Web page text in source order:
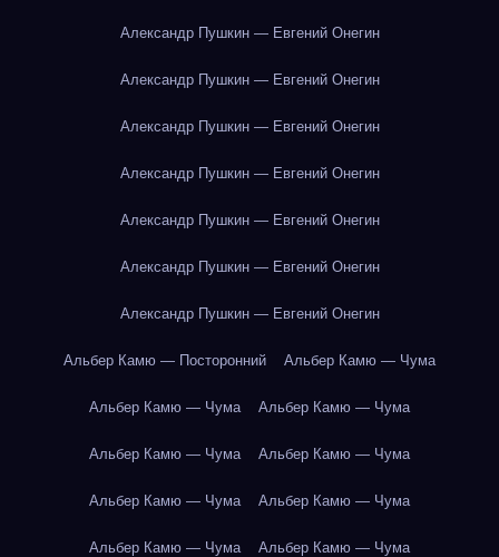
Александр Пушкин — Евгений Онегин
Александр Пушкин — Евгений Онегин
Александр Пушкин — Евгений Онегин
Александр Пушкин — Евгений Онегин
Александр Пушкин — Евгений Онегин
Александр Пушкин — Евгений Онегин
Александр Пушкин — Евгений Онегин
Альбер Камю — Посторонний Альбер Камю — Чума
Альбер Камю — Чума Альбер Камю — Чума
Альбер Камю — Чума Альбер Камю — Чума
Альбер Камю — Чума Альбер Камю — Чума
Альбер Камю — Чума Альбер Камю — Чума